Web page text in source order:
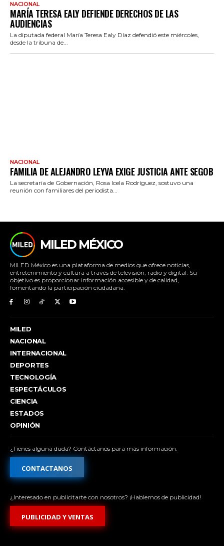
NACIONAL
MARÍA TERESA EALY DEFIENDE DERECHOS DE LAS
AUDIENCIAS
La diputada federal María Teresa Ealy Díaz defendió este miércoles,
desde la tribuna de...
NACIONAL
FAMILIA DE ALEJANDRO LEYVA EXIGE JUSTICIA ANTE SEGOB
La secretaria de Gobernación, Rosa Icela Rodríguez, sostuvo una
reunión con familiares del periodista...
MILED MÉXICO
MILED México es una plataforma de medios que ofrece noticias,
entretenimiento y cultura a través de televisión, radio y digital. Su
objetivo es proporcionar información accesible y de calidad,
fomentando la participación ciudadana.
MILED
NACIONAL
INTERNACIONAL
DEPORTES
TECNOLOGÍA
ESPECTÁCULOS
CIENCIA
ESTADOS
OPINIÓN
¿Tienes alguna duda? Contáctanos para más información.
CONTACTANOS
¿Interesado en publicitarte con nosotros? ¡Hablemos de publicidad!
PUBLICIDAD Y VENTAS